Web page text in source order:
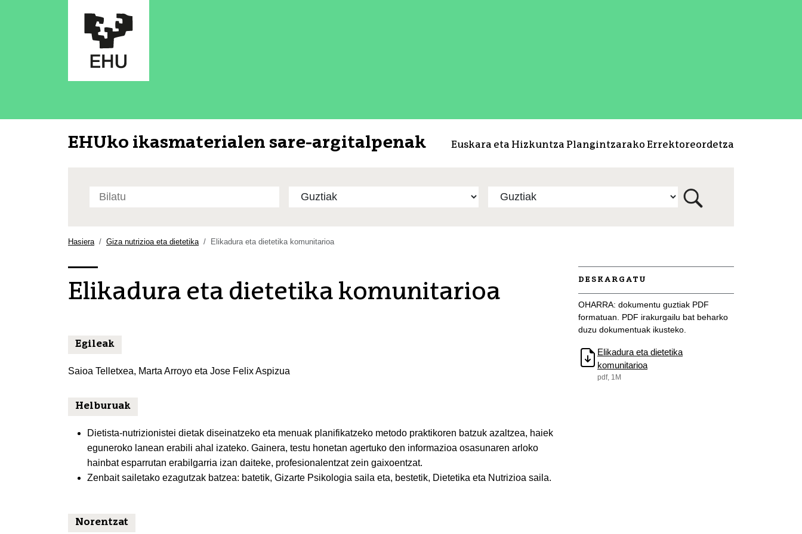
EHUko ikasmaterialen sare-argitalpenak Euskara eta Hizkuntza Plangintzarako Errektoreordetza
atarian
aurreratua…
Hasiera Giza nutrizioa eta dietetika Elikadura eta dietetika komunitarioa
Elikadura eta dietetika komunitarioa
Egileak
Saioa Telletxea, Marta Arroyo eta Jose Felix Aspizua
Helburuak
Dietista-nutrizionistei dietak diseinatzeko eta menuak planifikatzeko metodo praktikoren batzuk azaltzea, haiek
eguneroko lanean erabili ahal izateko. Gainera, testu honetan agertuko den informazioa osasunaren arloko
hainbat esparrutan erabilgarria izan daiteke, profesionalentzat zein gaixoentzat.
Zenbait sailetako ezagutzak batzea: batetik, Gizarte Psikologia saila eta, bestetik, Dietetika eta Nutrizioa saila.
Norentzat
DESKARGATU
OHARRA: dokumentu guztiak PDF
formatuan. PDF irakurgailu bat beharko
duzu dokumentuak ikusteko.
Elikadura eta dietetika
komunitarioa
pdf, 1M